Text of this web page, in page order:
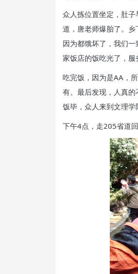
众人拣位置坐定，肚
道，唐老师爆胎了。
因为都饿坏了，我们
家饭店的饭吃光了，
吃完饭，因为是AA，
有。最后发现，人真
饭毕，众人来到文理
下午4点，走205省道回